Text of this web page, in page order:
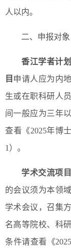
人以内。
二、申报对象
香江学者计
目 申请人应为内
生或在职科研人员
间一般应为三年
查看《2025年博
1）。
学术交流项目
的会议须为本领
学术会议，召集
名高等院校、科
条件请查看《